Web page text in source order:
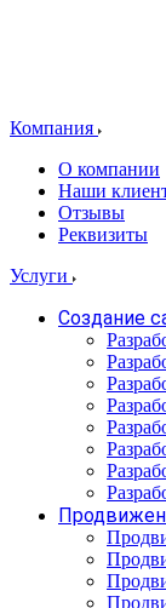
Компания
О компании
Наши
Отзывы
Реквизиты
Услуги
Создание